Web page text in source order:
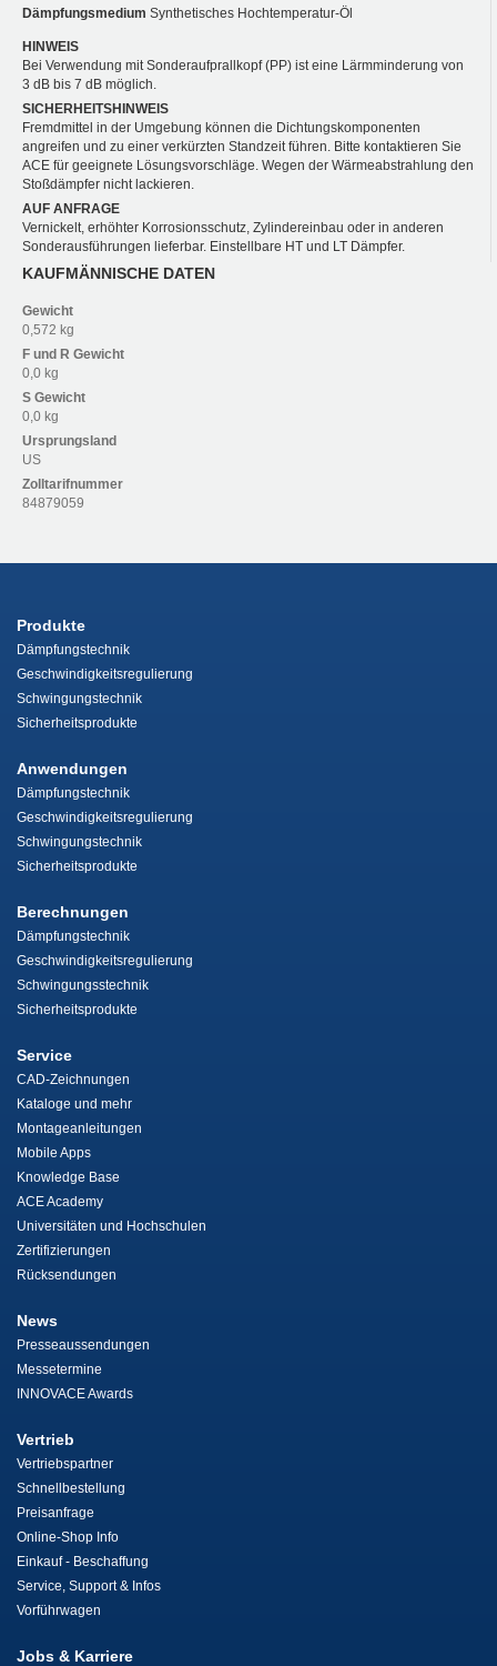
Dämpfungsmedium Synthetisches Hochtemperatur-Öl
HINWEIS
Bei Verwendung mit Sonderaufprallkopf (PP) ist eine Lärmminderung von
3 dB bis 7 dB möglich.
SICHERHEITSHINWEIS
Fremdmittel in der Umgebung können die Dichtungskomponenten
angreifen und zu einer verkürzten Standzeit führen. Bitte kontaktieren Sie
ACE für geeignete Lösungsvorschläge. Wegen der Wärmeabstrahlung den
Stoßdämpfer nicht lackieren.
AUF ANFRAGE
Vernickelt, erhöhter Korrosionsschutz, Zylindereinbau oder in anderen
Sonderausführungen lieferbar. Einstellbare HT und LT Dämpfer.
KAUFMÄNNISCHE DATEN
Gewicht
0,572 kg
F und R Gewicht
0,0 kg
S Gewicht
0,0 kg
Ursprungsland
US
Zolltarifnummer
84879059
Produkte
Dämpfungstechnik
Geschwindigkeitsregulierung
Schwingungstechnik
Sicherheitsprodukte
Anwendungen
Dämpfungstechnik
Geschwindigkeitsregulierung
Schwingungstechnik
Sicherheitsprodukte
Berechnungen
Dämpfungstechnik
Geschwindigkeitsregulierung
Schwingungsstechnik
Sicherheitsprodukte
Service
CAD-Zeichnungen
Kataloge und mehr
Montageanleitungen
Mobile Apps
Knowledge Base
ACE Academy
Universitäten und Hochschulen
Zertifizierungen
Rücksendungen
News
Presseaussendungen
Messetermine
INNOVACE Awards
Vertrieb
Vertriebspartner
Schnellbestellung
Preisanfrage
Online-Shop Info
Einkauf - Beschaffung
Service, Support & Infos
Vorführwagen
Jobs & Karriere